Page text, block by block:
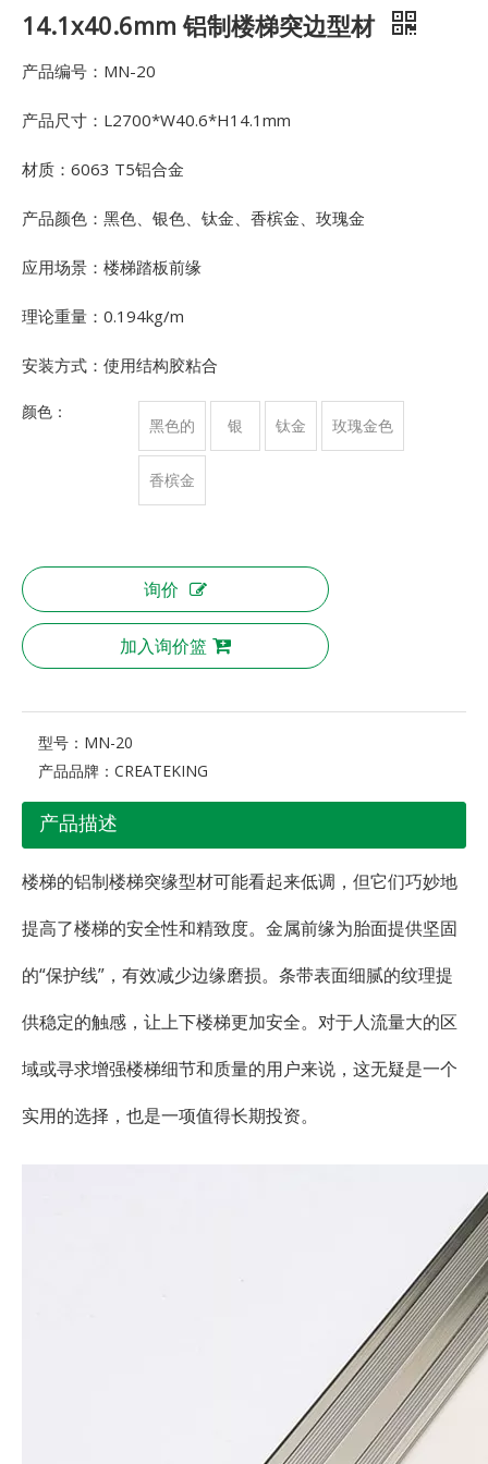
14.1x40.6mm 铝制楼梯突边型材
产品编号：MN-20
产品尺寸：L2700*W40.6*H14.1mm
材质：6063 T5铝合金
产品颜色：黑色、银色、钛金、香槟金、玫瑰金
应用场景：楼梯踏板前缘
理论重量：0.194kg/m
安装方式：使用结构胶粘合
颜色：
黑色的 银 钛金 玫瑰金色
香槟金
询价
加入询价篮
型号： MN-20
产品品牌： CREATEKING
产品描述
楼梯的铝制楼梯突缘型材可能看起来低调，但它们巧妙地
提高了楼梯的安全性和精致度。金属前缘为胎面提供坚固
的“保护线”，有效减少边缘磨损。条带表面细腻的纹理提
供稳定的触感，让上下楼梯更加安全。对于人流量大的区
域或寻求增强楼梯细节和质量的用户来说，这无疑是一个
实用的选择，也是一项值得长期投资。